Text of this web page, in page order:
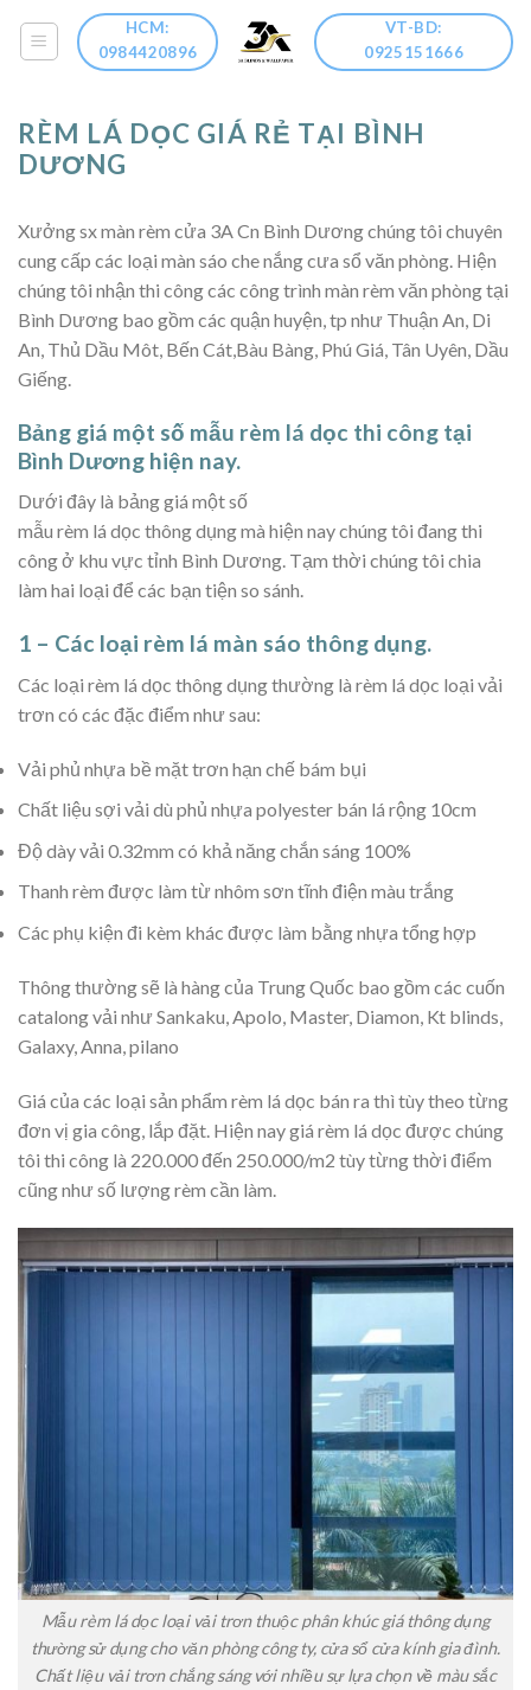
HCM:
0984420896
VT-BD:
0925151666
RÈM LÁ DỌC GIÁ RẺ TẠI BÌNH
DƯƠNG
Xưởng sx màn rèm cửa 3A Cn Bình Dương chúng tôi chuyên
cung cấp các loại màn sáo che nắng cưa sổ văn phòng. Hiện
chúng tôi nhận thi công các công trình màn rèm văn phòng tại
Bình Dương bao gồm các quận huyện, tp như Thuận An, Di
An, Thủ Dầu Môt, Bến Cát,Bàu Bàng, Phú Giá, Tân Uyên, Dầu
Giếng.
Bảng giá một số mẫu rèm lá dọc thi công tại
Bình Dương hiện nay.
Dưới đây là bảng giá một số
mẫu rèm lá dọc thông dụng mà hiện nay chúng tôi đang thi
công ở khu vực tỉnh Bình Dương. Tạm thời chúng tôi chia
làm hai loại để các bạn tiện so sánh.
1 – Các loại rèm lá màn sáo thông dụng.
Các loại rèm lá dọc thông dụng thường là rèm lá dọc loại vải
trơn có các đặc điểm như sau:
Vải phủ nhựa bề mặt trơn hạn chế bám bụi
Chất liệu sợi vải dù phủ nhựa polyester bán lá rộng 10cm
Độ dày vải 0.32mm có khả năng chắn sáng 100%
Thanh rèm được làm từ nhôm sơn tĩnh điện màu trắng
Các phụ kiện đi kèm khác được làm bằng nhựa tổng hợp
Thông thường sẽ là hàng của Trung Quốc bao gồm các cuốn
catalong vải như Sankaku, Apolo, Master, Diamon, Kt blinds,
Galaxy, Anna, pilano
Giá của các loại sản phẩm rèm lá dọc bán ra thì tùy theo từng
đơn vị gia công, lắp đặt. Hiện nay giá rèm lá dọc được chúng
tôi thi công là 220.000 đến 250.000/m2 tùy từng thời điểm
cũng như số lượng rèm cần làm.
Mẫu rèm lá dọc loại vải trơn thuộc phân khúc giá thông dụng
thường sử dụng cho văn phòng công ty, cửa sổ cửa kính gia đình.
Chất liệu vải trơn chắng sáng với nhiều sự lựa chọn về màu sắc